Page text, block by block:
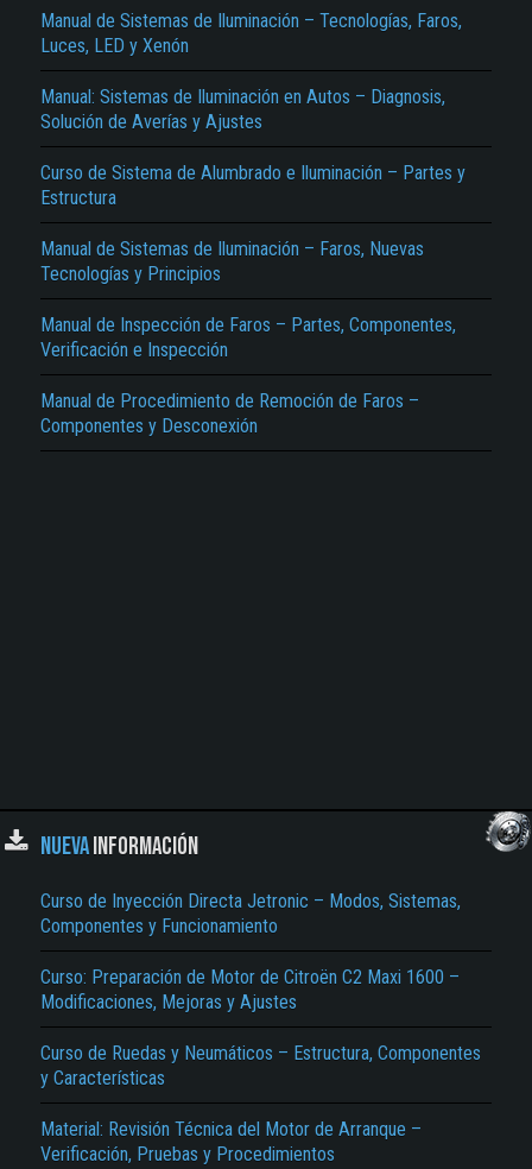
Manual de Sistemas de Iluminación – Tecnologías, Faros,
Luces, LED y Xenón
Manual: Sistemas de Iluminación en Autos – Diagnosis,
Solución de Averías y Ajustes
Curso de Sistema de Alumbrado e Iluminación – Partes y
Estructura
Manual de Sistemas de Iluminación – Faros, Nuevas
Tecnologías y Principios
Manual de Inspección de Faros – Partes, Componentes,
Verificación e Inspección
Manual de Procedimiento de Remoción de Faros –
Componentes y Desconexión
NUEVAINFORMACIÓN
Curso de Inyección Directa Jetronic – Modos, Sistemas,
Componentes y Funcionamiento
Curso: Preparación de Motor de Citroën C2 Maxi 1600 –
Modificaciones, Mejoras y Ajustes
Curso de Ruedas y Neumáticos – Estructura, Componentes
y Características
Material: Revisión Técnica del Motor de Arranque –
Verificación, Pruebas y Procedimientos
El Título es incorrecto según el contenido.
Texto o Imagen de portada son erróneos.
Reportar otro tipo de error...